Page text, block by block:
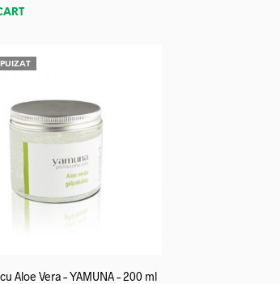
Aloe Vera – YAMUNA – 200 ml